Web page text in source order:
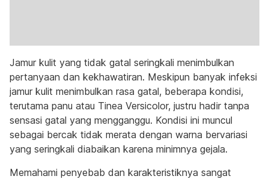
Jamur kulit yang tidak gatal seringkali menimbulkan
pertanyaan dan kekhawatiran. Meskipun banyak infeksi
jamur kulit menimbulkan rasa gatal, beberapa kondisi,
terutama panu atau Tinea Versicolor, justru hadir tanpa
sensasi gatal yang mengganggu. Kondisi ini muncul
sebagai bercak tidak merata dengan warna bervariasi
yang seringkali diabaikan karena minimnya gejala.
Memahami penyebab dan karakteristiknya sangat